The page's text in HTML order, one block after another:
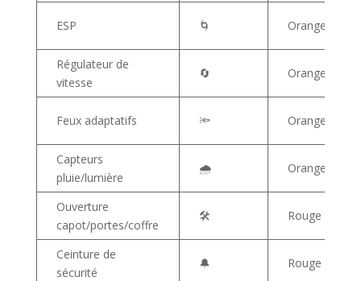
ESP 🌀 Orange
Régulateur de
vitesse
🔄 Orange/Jaune
Feux adaptatifs 🔦 Orange
Capteurs
pluie/lumière
🌧️ Orange
Ouverture
capot/portes/coffre
🛠️ Rouge
Ceinture de
sécurité
🔔 Rouge